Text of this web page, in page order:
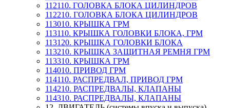
112110. ГОЛОВКА БЛОКА ЦИЛИНДРОВ
112210. ГОЛОВКА БЛОКА ЦИЛИНДРОВ
113010. КРЫШКА ГРМ
113110. КРЫШКА ГОЛОВКИ БЛОКА, ГРМ
113120. КРЫШКА ГОЛОВКИ БЛОКА
113210. КРЫШКА ЗАЩИТНАЯ РЕМНЯ ГРМ
113310. КРЫШКА ГРМ
114010. ПРИВОД ГРМ
114110. РАСПРЕДВАЛ, ПРИВОД ГРМ
114210. РАСПРЕДВАЛЫ, КЛАПАНЫ
114310. РАСПРЕДВАЛЫ, КЛАПАНЫ